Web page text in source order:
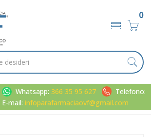
0
Whatsapp: 366 35 95 627
Telefono:
E-mail: infoparafarmaciaovf@gmail.com